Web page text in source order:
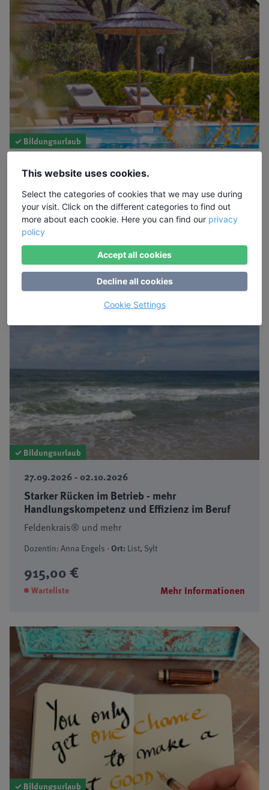
✓ Bildungsurlaub
26.09.2026 - 03.10.2026
Atemmethode
Dozentin: Andrea Mohrbutter ·Ort:Sardinien, Hotel Airone
1295,00 €
nicht mehr buchbar Mehr Informationen
✓ Bildungsurlaub
27.09.2026 - 02.10.2026
Starker Rücken im Betrieb - mehr
Handlungskompetenz und Effizienz im Beruf
Feldenkrais® und mehr
Dozentin: Anna Engels ·Ort: List, Sylt
915,00 €
Warteliste Mehr Informationen
✓ Bildungsurlaub
This website uses cookies.
Select the categories of cookies that we may use during
your visit. Click on the different categories to find out
more about each cookie. Here you can find our privacy
policy
Accept all cookies
Decline all cookies
Cookie Settings